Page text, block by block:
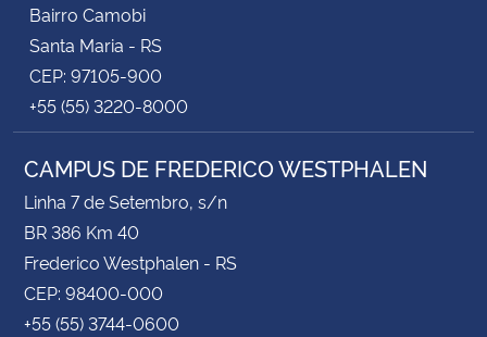
Bairro Camobi
Santa Maria - RS
CEP: 97105-900
+55 (55) 3220-8000
CAMPUS DE FREDERICO WESTPHALEN
Linha 7 de Setembro, s/n
BR 386 Km 40
Frederico Westphalen - RS
CEP: 98400-000
+55 (55) 3744-0600